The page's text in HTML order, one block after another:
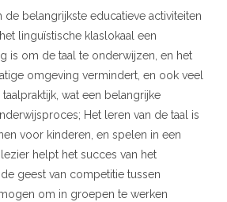
de belangrijkste educatieve activiteiten
linguïstische klaslokaal een
is om de taal te onderwijzen, en het
omgeving vermindert, en ook veel
wat een belangrijke
Het leren van de taal is
voor kinderen, en spelen in een
helpt het succes van het
geest van competitie tussen
om in groepen te werken